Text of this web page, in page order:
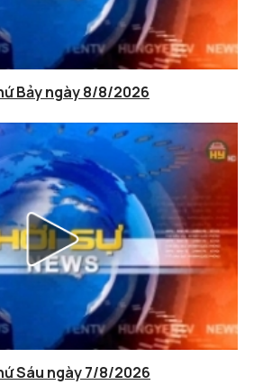
Bảy ngày 8/8/2026
Sáu ngày 7/8/2026